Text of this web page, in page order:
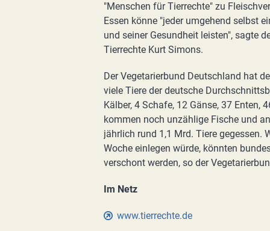
"Menschen für Tierrechte" zu
Essen könne "jeder umgehend selbst
und seiner Gesundheit leisten", sagte
Tierrechte Kurt Simons.
Der Vegetarierbund Deutschland hat
viele Tiere der deutsche
Kälber, 4 Schafe, 12 Gänse, 37 Enten,
kommen noch unzählige Fische und
jährlich rund 1,1 Mrd. Tiere gegessen.
Woche einlegen würde, könnten
verschont werden, so der
Im Netz
www.tierrechte.de